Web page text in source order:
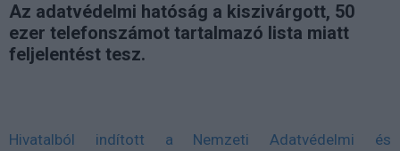
Az adatvédelmi hatóság a kiszivárgott, 50
ezer telefonszámot tartalmazó lista miatt
feljelentést tesz.
Hivatalból indított a Nemzeti Adatvédelmi és